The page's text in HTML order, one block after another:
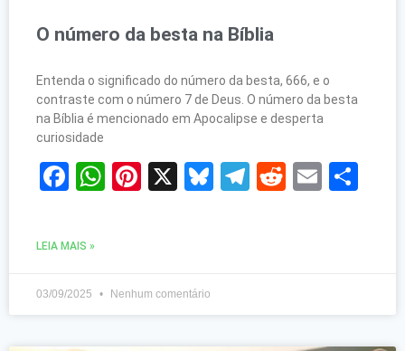
O número da besta na Bíblia
Entenda o significado do número da besta, 666, e o
contraste com o número 7 de Deus. O número da besta
na Bíblia é mencionado em Apocalipse e desperta
curiosidade
Facebook
WhatsApp
Pinterest
X Bluesky
Telegram
Reddit
Email
LEIA MAIS »
03/09/2025 Nenhum comentário